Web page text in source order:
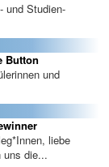
und Studien-
Button
und
liebe
uns die...